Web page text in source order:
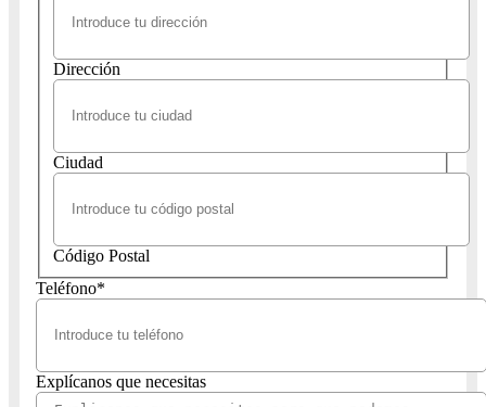
Dirección
Ciudad
Código Postal
Teléfono*
Explícanos que necesitas